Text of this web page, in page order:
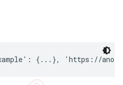
{...}, 'https://